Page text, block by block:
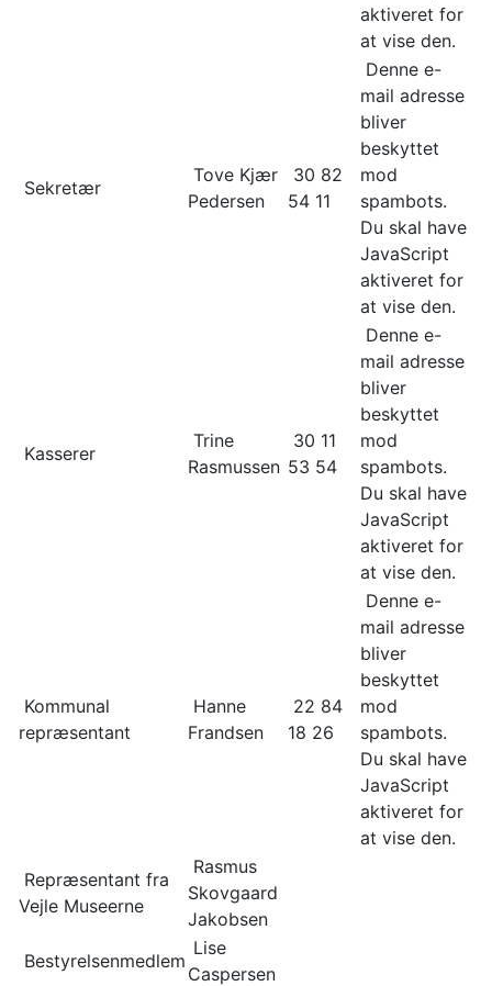
aktiveret for
at vise den.
Sekretær
Tove Kjær
Pedersen
30 82
54 11
Denne e-
mail adresse
bliver
beskyttet
mod
spambots.
Du skal have
JavaScript
aktiveret for
at vise den.
Kasserer
Trine
Rasmussen
30 11
53 54
Denne e-
mail adresse
bliver
beskyttet
mod
spambots.
Du skal have
JavaScript
aktiveret for
at vise den.
Kommunal
repræsentant
Hanne
Frandsen
22 84
18 26
Denne e-
mail adresse
bliver
beskyttet
mod
spambots.
Du skal have
JavaScript
aktiveret for
at vise den.
Repræsentant fra
Vejle Museerne
Rasmus
Skovgaard
Jakobsen
Bestyrelsenmedlem
Lise
Caspersen